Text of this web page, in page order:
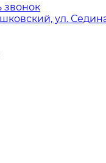
звонок
ул.